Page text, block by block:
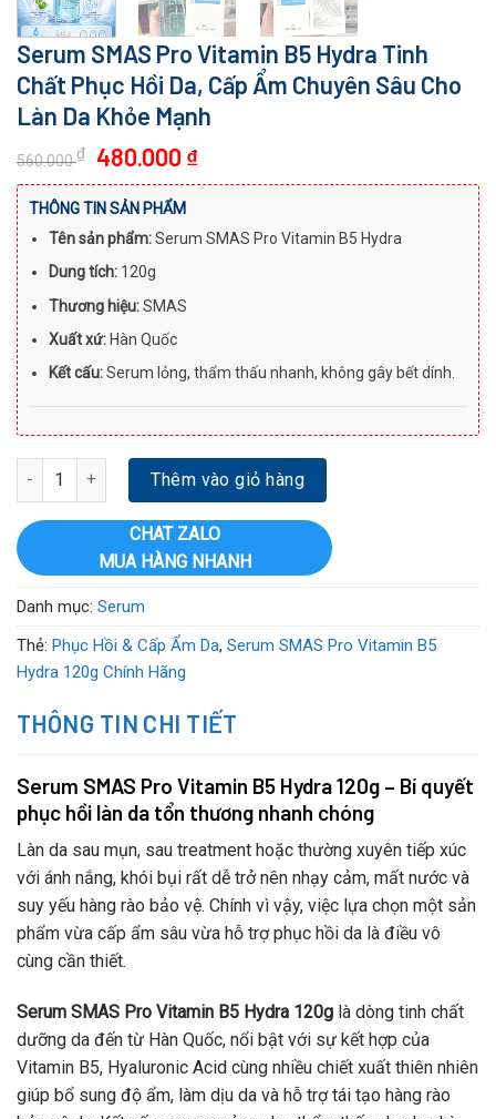
Serum SMAS Pro Vitamin B5 Hydra Tinh
Chất Phục Hồi Da, Cấp Ẩm Chuyên Sâu Cho
Làn Da Khỏe Mạnh
560.000₫
Giá
gốc
là:
560.000 ₫.
480.000 ₫Giá
hiện
là:
THÔNG TIN SẢN PHẨM
Tên sản phẩm:Serum SMAS Pro Vitamin B5 Hydra
Dung tích: 120g
Thương hiệu:SMAS
Xuất xứ: Hàn Quốc
Kết cấu:Serum lỏng, thẩm thấu nhanh, không gây bết dính.
Serum SMAS Pro Vitamin B5 Hydra Tinh Chất Phục Hồi Da, Cấp
Thêm vào giỏ hàng
CHAT ZALO
MUA HÀNG NHANH
Danh mục: Serum
Thẻ: Phục Hồi & Cấp Ẩm Da, Serum SMAS Pro Vitamin B5
Hydra 120g Chính Hãng
THÔNG TIN CHI TIẾT
Serum SMAS Pro Vitamin B5 Hydra 120g – Bí quyết
phục hồi làn da tổn thương nhanh chóng
Làn da sau mụn, sau treatment hoặc thường xuyên tiếp xúc
với ánh nắng, khói bụi rất dễ trở nên nhạy cảm, mất nước và
suy yếu hàng rào bảo vệ. Chính vì vậy, việc lựa chọn một sản
phẩm vừa cấp ẩm sâu vừa hỗ trợ phục hồi da là điều vô
cùng cần thiết.
Serum SMAS Pro Vitamin B5 Hydra 120g là dòng tinh chất
dưỡng da đến từ Hàn Quốc, nổi bật với sự kết hợp của
Vitamin B5, Hyaluronic Acid cùng nhiều chiết xuất thiên nhiên
giúp bổ sung độ ẩm, làm dịu da và hỗ trợ tái tạo hàng rào